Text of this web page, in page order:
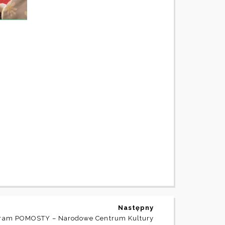
Następny
POMOSTY – Narodowe Centrum Kultury